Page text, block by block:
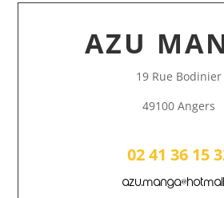
AZU
19 Rue Bodinier
49100 Angers
02 41 36 15